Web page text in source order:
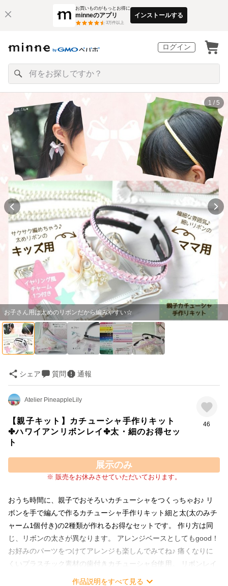
お買いものがもっとお得に
minneのアプリ
3万件以上
インストールする
ログイン
お子さん用は太めのリボンだから編みやすい☆
1 / 5
シェア 質問 通報
Atelier PineappleLily
【親子キット】カチューシャ手作りキット
✤ハワイアンリボンレイ✤太・細のお得セッ
ト
46
展示のみ
※ 販売をお休みさせていただいております。
おうち時間に、親子でおそろいカチューシャをつくっちゃお♪ リ
ボンを手で編んで作るカチューシャ手作りキット細と太(太のみチ
ャーム1個付き)の2種類が作れるお得なセットです。 作り方は同
じ、リボンの太さが異なります。 アレンジベースとしてもgood！
お好みのパーツをつけてアレンジも楽しんでみてね♪ 痛くなりに
くいプラスチック素材の歯付きカチューシャ台使用。 リボンレイ
初心者の方の入門用おうちレッスンにも♪太→細の順に練習ができ
作品説明をすべて見る